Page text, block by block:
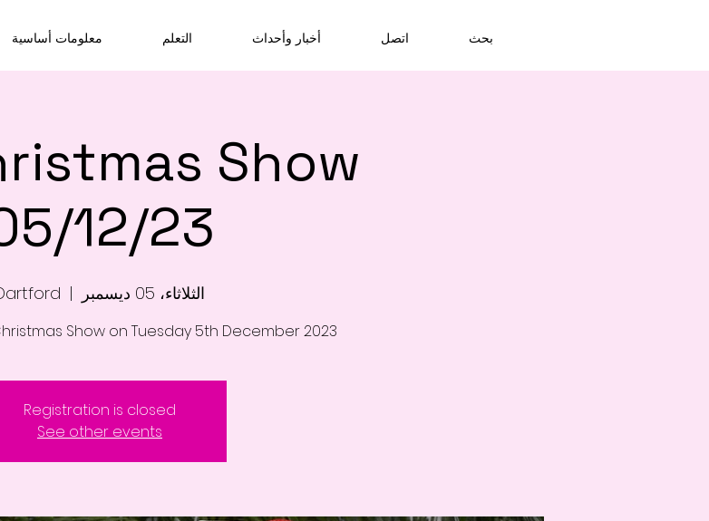
معلومات أساسية التعلم أخبار وأحداث اتصل بحث
Show
12/23
الثلاثاء، 05 ديسمبر
  |
Show on Tuesday 5th December 2023
Registration is closed
See other events